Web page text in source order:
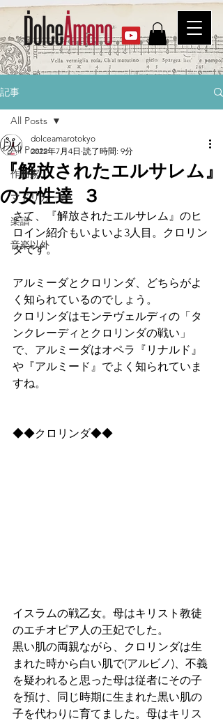
記事
All Posts
作曲家
マドリガーレ
楽譜
音楽以外
All Posts
『解放されたエルサレム』
の女性達 ３
dolceamarotokyo
2022年7月4日 読了時間: 9分
さて、『解放されたエルサレム』のヒ
ロイン紹介もいよいよ3人目。クロリン
ダです。
アルミーダとクロリンダ、どちらがよ
く知られているのでしょう。
クロリンダはモンテヴェルディの「タ
ンクレーディとクロリンダの戦い」
で、アルミーダはオペラ『リナルド』
や『アルミード』でよく知られていま
すね。
◆◆クロリンダ◆◆
イスラムの戦乙女。母はキリスト教徒
のエチオピア人の王妃でした。
黒い肌の両親ながら、クロリンダは生
まれた時から白い肌で(アルビノ)、不義
を疑われると思った母は従者にその子
を預け、同じ時期に生まれた黒い肌の
子を代わりに育てました。母はキリス